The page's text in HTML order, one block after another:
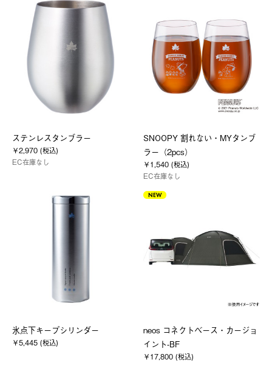
ステンレスタンブラー
￥2,970 (税込)
EC在庫なし
SNOOPY 割れない・MYタンブ
ラー（2pcs）
￥1,540 (税込)
EC在庫なし
氷点下キープシリンダー
￥5,445 (税込)
NEW
neos コネクトベース・カージョ
イント-BF
￥17,800 (税込)